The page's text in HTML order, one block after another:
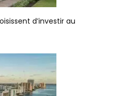
d’investir au